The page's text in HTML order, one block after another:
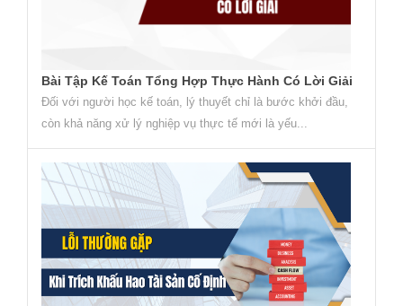
Bài Tập Kế Toán Tổng Hợp Thực Hành Có Lời Giải
Đối với người học kế toán, lý thuyết chỉ là bước khởi đầu,
còn khả năng xử lý nghiệp vụ thực tế mới là yếu...